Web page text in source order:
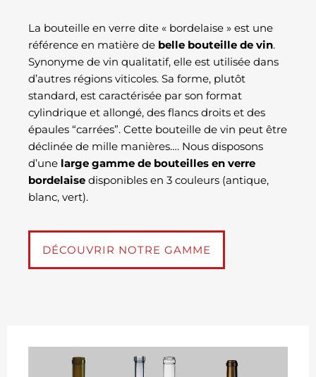
La bouteille en verre dite « bordelaise » est une
référence en matière de belle bouteille de vin.
Synonyme de vin qualitatif, elle est utilisée dans
d’autres régions viticoles. Sa forme, plutôt
standard, est caractérisée par son format
cylindrique et allongé, des flancs droits et des
épaules “carrées”. Cette bouteille de vin peut être
déclinée de mille manières…. Nous disposons
d’une large gamme de bouteilles en verre
bordelaise disponibles en 3 couleurs (antique,
blanc, vert).
DÉCOUVRIR NOTRE GAMME